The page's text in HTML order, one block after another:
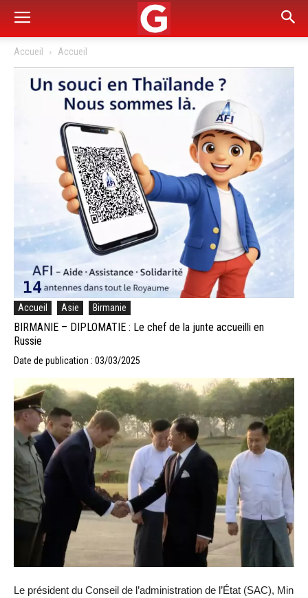
Accueil Accueil
Accueil Asie Birmanie
BIRMANIE – DIPLOMATIE : Le chef de la junte accueilli en
Russie
Date de publication : 03/03/2025
Le président du Conseil de l’administration de l’État (SAC), Min